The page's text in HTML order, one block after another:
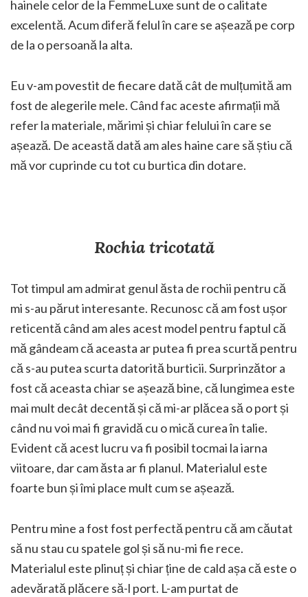
hainele celor de la FemmeLuxe sunt de o calitate
excelentă. Acum diferă felul în care se așează pe corp
de la o persoană la alta.
Eu v-am povestit de fiecare dată cât de mulțumită am
fost de alegerile mele. Când fac aceste afirmații mă
refer la materiale, mărimi și chiar felului în care se
așează. De această dată am ales haine care să știu că
mă vor cuprinde cu tot cu burtica din dotare.
Rochia tricotată
Tot timpul am admirat genul ăsta de rochii pentru că
mi s-au părut interesante. Recunosc că am fost ușor
reticentă când am ales acest model pentru faptul că
mă gândeam că aceasta ar putea fi prea scurtă pentru
că s-au putea scurta datorită burticii. Surprinzător a
fost că aceasta chiar se așează bine, că lungimea este
mai mult decât decentă și că mi-ar plăcea să o port și
când nu voi mai fi gravidă cu o mică curea în talie.
Evident că acest lucru va fi posibil tocmai la iarna
viitoare, dar cam ăsta ar fi planul. Materialul este
foarte bun și îmi place mult cum se așează.
Pentru mine a fost fost perfectă pentru că am căutat
să nu stau cu spatele gol și să nu-mi fie rece.
Materialul este plinuț și chiar ține de cald așa că este o
adevărată plăcere să-l port. L-am purtat de